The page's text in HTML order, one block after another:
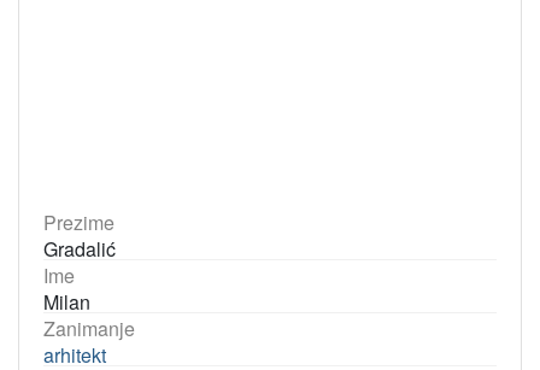
Prezime
Gradalić
Ime
Milan
Zanimanje
arhitekt